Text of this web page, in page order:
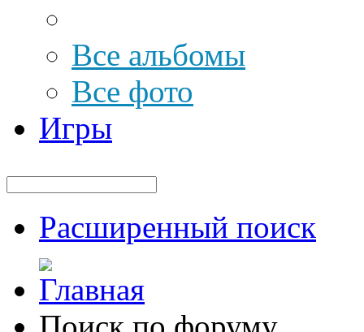
Все альбомы
Все фото
Игры
Расширенный поиск